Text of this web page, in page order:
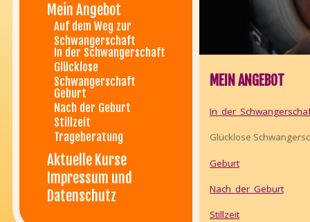
MEIN ANGEBOT
Glücklose
Geburt
Nach_der_Geburt
Stillzeit
Mein Angebot
Auf dem Weg zur
Schwangerschaft
In der Schwangerschaft
Glücklose
Schwangerschaft
Geburt
Nach der Geburt
Stillzeit
Trageberatung
Aktuelle Kurse
Impressum und
Datenschutz